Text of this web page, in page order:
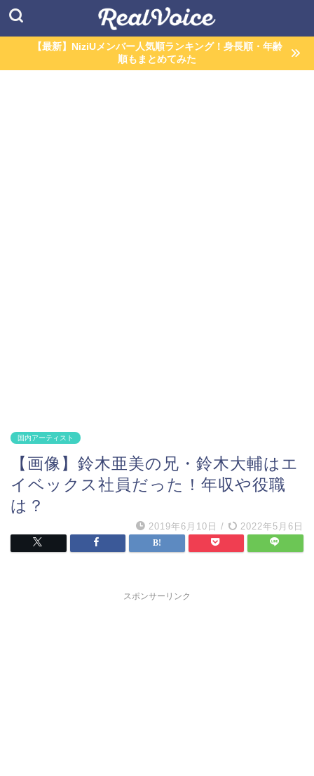
【最新】NiziUメンバー人気順ランキング！身長順・年齢
順もまとめてみた
国内アーティスト
【画像】鈴木亜美の兄・鈴木大輔はエ
イベックス社員だった！年収や役職
は？
2019年6月10日 / 2022年5月6日
スポンサーリンク